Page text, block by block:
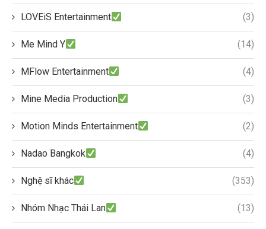
LOVEiS Entertainment (3)
Me Mind Y (14)
MFlow Entertainment (4)
Mine Media Production (3)
Motion Minds Entertainment (2)
Nadao Bangkok (4)
Nghệ sĩ khác (353)
Nhóm Nhạc Thái Lan (13)